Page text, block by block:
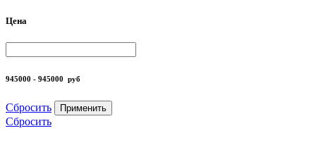
Цена
945000 - 945000 руб
Сбросить Применить
Сбросить